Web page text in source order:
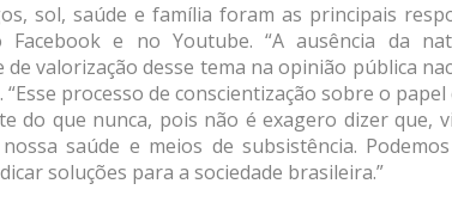
sol, saúde e família foram as principais
Facebook e no Youtube. “A ausência da
de valorização desse tema na opinião pública
“Esse processo de conscientização sobre o
do que nunca, pois não é exagero dizer que,
saúde e meios de subsistência.
soluções para a sociedade brasileira.”